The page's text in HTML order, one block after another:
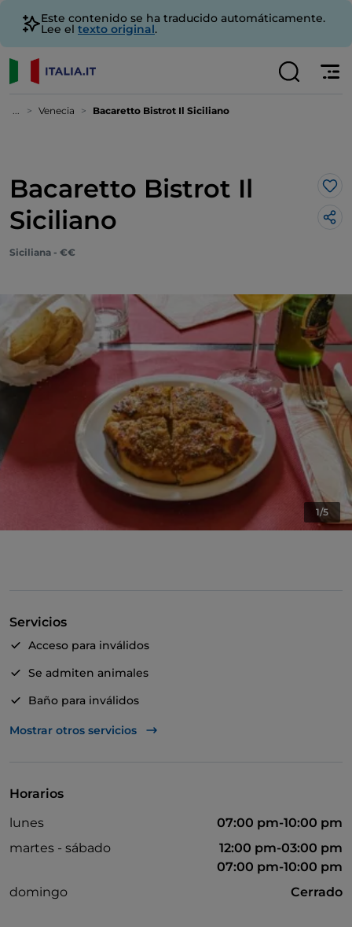
Este contenido se ha traducido automáticamente.
Lee el texto original.
... Venecia Bacaretto Bistrot Il Siciliano
Bacaretto Bistrot Il
Siciliano
Me
Siciliana - €€
1/5
Servicios
Acceso para inválidos
Se admiten animales
Baño para inválidos
Se habla inglés
Mostrar otros servicios
Horarios
lunes
07:00 pm-10:00 pm
martes - sábado
12:00 pm-03:00 pm
07:00 pm-10:00 pm
domingo
Cerrado